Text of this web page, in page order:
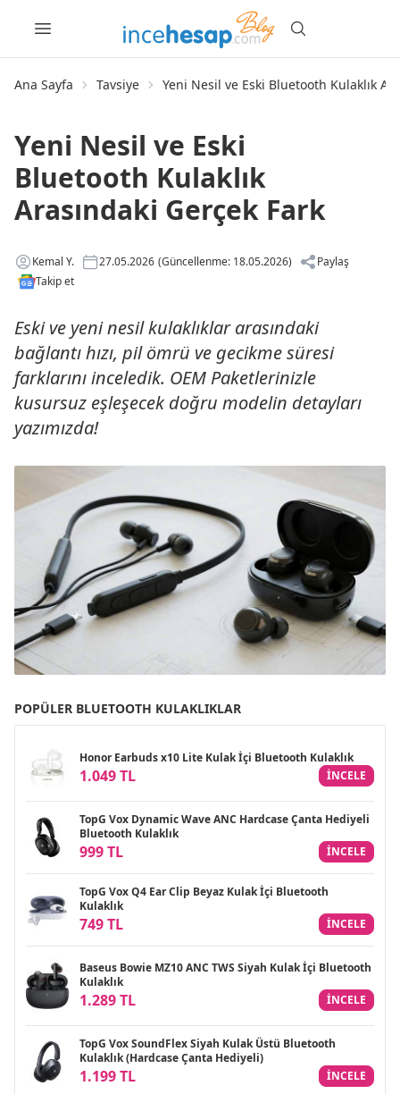
Ana Sayfa Tavsiye Yeni Nesil ve Eski Bluetooth Kulaklık
Yeni Nesil ve Eski
Bluetooth Kulaklık
Arasındaki Gerçek Fark
Kemal Y. 27.05.2026 (Güncellenme: 18.05.2026)
Paylaş
Takip et
Eski ve yeni nesil kulaklıklar arasındaki
bağlantı hızı, pil ömrü ve gecikme süresi
farklarını inceledik. OEM Paketlerinizle
kusursuz eşleşecek doğru modelin detayları
yazımızda!
POPÜLER BLUETOOTH KULAKLIKLAR
Honor Earbuds x10 Lite Kulak İçi Bluetooth Kulaklık
1.049 TL INCELE
TopG Vox Dynamic Wave ANC Hardcase Çanta Hediyeli
Bluetooth Kulaklık
999 TL INCELE
TopG Vox Q4 Ear Clip Beyaz Kulak İçi Bluetooth
Kulaklık
749 TL INCELE
Baseus Bowie MZ10 ANC TWS Siyah Kulak İçi Bluetooth
Kulaklık
1.289 TL INCELE
TopG Vox SoundFlex Siyah Kulak Üstü Bluetooth
Kulaklık (Hardcase Çanta Hediyeli)
1.199 TL INCELE